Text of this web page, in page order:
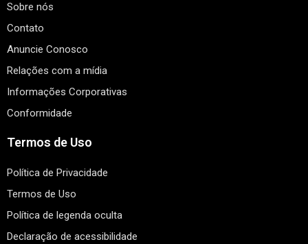
Sobre nós
Contato
Anuncie Conosco
Relações com a mídia
Informações Corporativas
Conformidade
Termos de Uso
Política de Privacidade
Termos de Uso
Política de legenda oculta
Declaração de acessibilidade